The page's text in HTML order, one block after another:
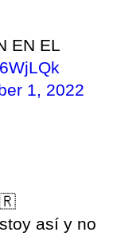
EN EL
1, 2022
así y no